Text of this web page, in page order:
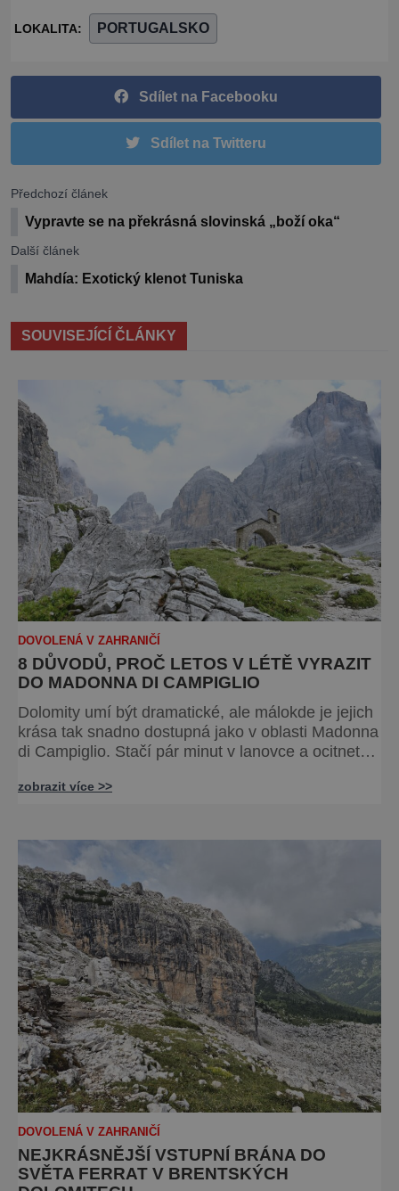
LOKALITA: PORTUGALSKO
Sdílet na Facebooku
Sdílet na Twitteru
Předchozí článek
Vypravte se na překrásná slovinská „boží oka“
Další článek
Mahdía: Exotický klenot Tuniska
SOUVISEJÍCÍ ČLÁNKY
DOVOLENÁ V ZAHRANIČÍ
8 DŮVODŮ, PROČ LETOS V LÉTĚ VYRAZIT
DO MADONNA DI CAMPIGLIO
Dolomity umí být dramatické, ale málokde je jejich
krása tak snadno dostupná jako v oblasti Madonna
di Campiglio. Stačí pár minut v lanovce a ocitnete
nekonečnými výhledy. Přinášíme tipy na osm
uhrane každé ráno, kdy první paprsky kreslí na
vrcholcích Brenty
zobrazit více >>
DOVOLENÁ V ZAHRANIČÍ
NEJKRÁSNĚJŠÍ VSTUPNÍ BRÁNA DO
SVĚTA FERRAT V BRENTSKÝCH